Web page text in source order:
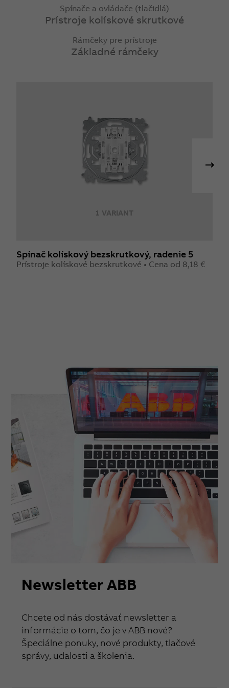
Spínače a ovládače (tlačidlá)
Prístroje kolískové skrutkové
Rámčeky pre prístroje
Základné rámčeky
1 VARIANT
Spínač kolískový bezskrutkový, radenie 5
Prístroje kolískové bezskrutkové • Cena od 8,18 €
Newsletter ABB
Chcete od nás dostávať newsletter a
informácie o tom, čo je v ABB nové?
Špeciálne ponuky, nové produkty, tlačové
správy, udalosti a školenia.